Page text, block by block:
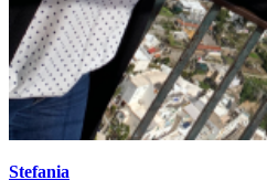
Stefania